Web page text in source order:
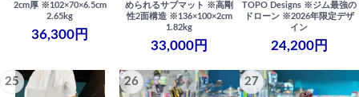
2cm厚 ※102×70×6.5cm
2.65kg
36,300円
められるサブマット ※高剛
性2面構造 ※136×100×2cm
1.82kg
33,000円
TOPO Designs ※ジム最強の
ドローン ※2026年限定デザ
イン
24,200円
25 26 27